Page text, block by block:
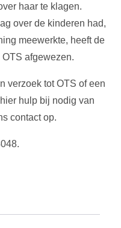
haar te klagen.
over de kinderen had,
meewerkte, heeft de
afgewezen.
verzoek tot OTS of een
hulp bij nodig van
contact op.
in familiezaken?